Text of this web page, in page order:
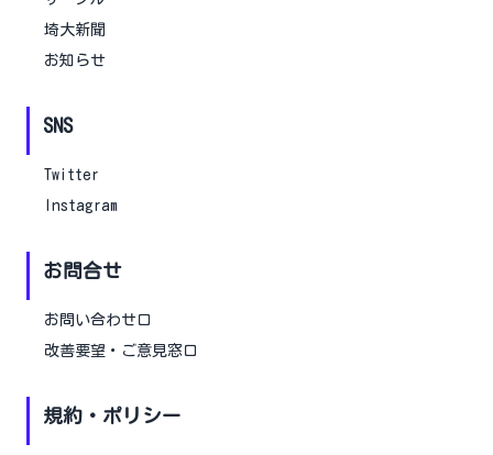
埼大新聞
お知らせ
SNS
Twitter
Instagram
お問合せ
お問い合わせ口
改善要望・ご意見窓口
規約・ポリシー